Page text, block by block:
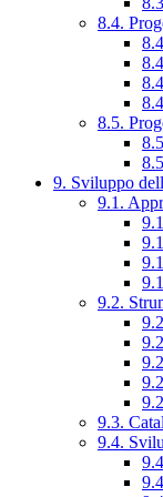
8.4.
8.5.
9. Sviluppo
9.1.
9.2.
9.3.
9.4.